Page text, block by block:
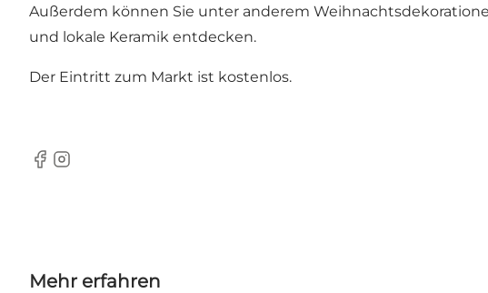
Außerdem können Sie unter anderem
und lokale Keramik entdecken.
Der Eintritt zum Markt ist kostenlos.
Facebook
Instagram
Mehr erfahren